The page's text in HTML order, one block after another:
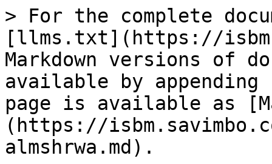
> For the complete
[llms.txt](https://
Markdown versions of
available by
page is available as
(https://
almshrwa.md).